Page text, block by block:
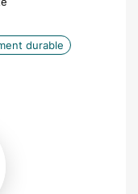
durable